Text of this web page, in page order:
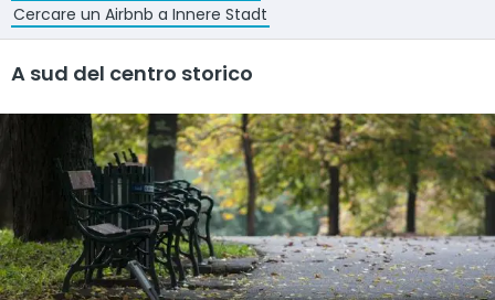
Cercare un Airbnb a Innere Stadt
A sud del centro storico